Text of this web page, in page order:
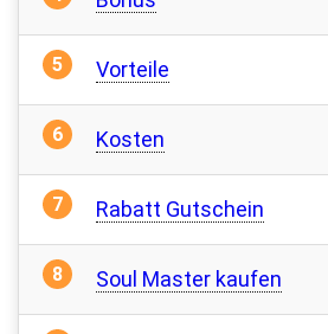
Vorteile
Kosten
Rabatt Gutschein
Soul Master kaufen